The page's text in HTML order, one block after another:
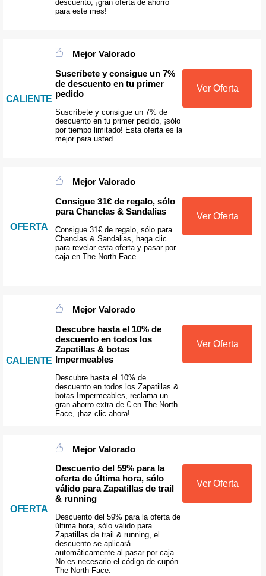
descuento, ¡gran oferta de ahorro
para este mes!
CALIENTE
Mejor Valorado
Suscríbete y consigue un 7%
de descuento en tu primer
pedido
Suscríbete y consigue un 7% de
descuento en tu primer pedido, ¡sólo
por tiempo limitado! Esta oferta es la
mejor para usted
Ver Oferta
OFERTA
Mejor Valorado
Consigue 31€ de regalo, sólo
para Chanclas & Sandalias
Consigue 31€ de regalo, sólo para
Chanclas & Sandalias, haga clic
para revelar esta oferta y pasar por
caja en The North Face
Ver Oferta
CALIENTE
Mejor Valorado
Descubre hasta el 10% de
descuento en todos los
Zapatillas & botas
Impermeables
Descubre hasta el 10% de
descuento en todos los Zapatillas &
botas Impermeables, reclama un
gran ahorro extra de € en The North
Face, ¡haz clic ahora!
Ver Oferta
OFERTA
Mejor Valorado
Descuento del 59% para la
oferta de última hora, sólo
válido para Zapatillas de trail
& running
Descuento del 59% para la oferta de
última hora, sólo válido para
Zapatillas de trail & running, el
descuento se aplicará
automáticamente al pasar por caja.
No es necesario el código de cupón
The North Face.
Ver Oferta